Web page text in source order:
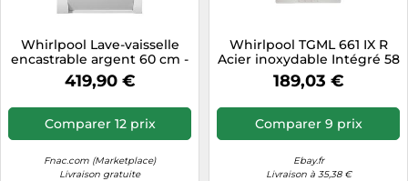
Whirlpool Lave-vaisselle
encastrable argent 60 cm -
WRIC3C34PE -
419,90 €
Comparer 12 prix
Fnac.com (Marketplace)
Livraison gratuite
Whirlpool TGML 661 IX R
Acier inoxydable Intégré 58
cm Gaz 4 zone(s)
189,03 €
Comparer 9 prix
Ebay.fr
Livraison à 35,38 €